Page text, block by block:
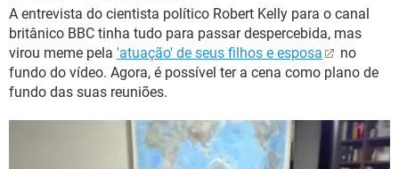
A entrevista do cientista político Robert Kelly para o canal
britânico BBC tinha tudo para passar despercebida, mas
virou meme pela 'atuação' de seus filhos e esposa
no
fundo do vídeo. Agora, é possível ter a cena como plano de
fundo das suas reuniões.